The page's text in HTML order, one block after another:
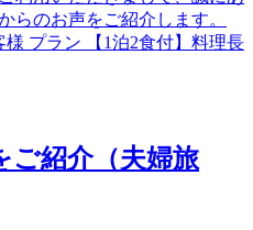
らのお声をご紹介します。
プラン 【1泊2食付】料理長
ご紹介（夫婦旅